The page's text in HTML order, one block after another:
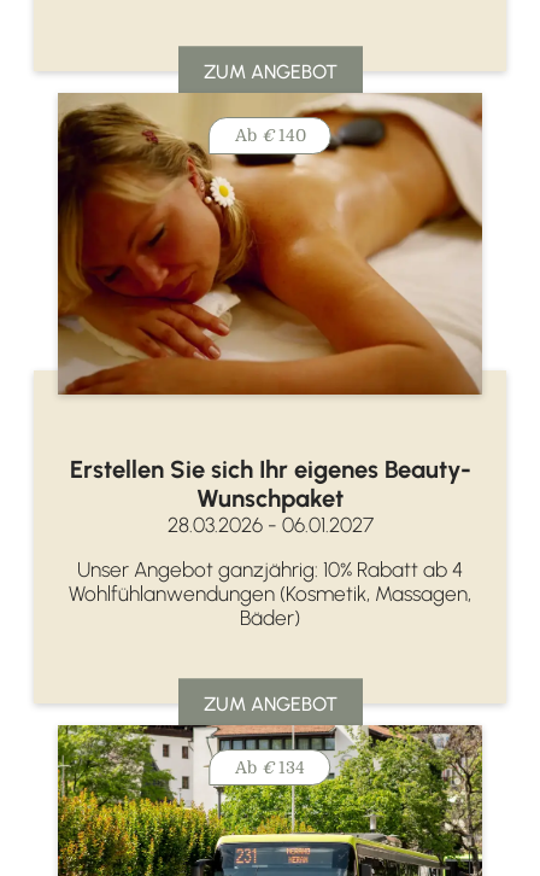
ZUM ANGEBOT
Ab €140
Erstellen Sie sich Ihr eigenes Beauty-
Wunschpaket
28.03.2026 - 06.01.2027
Unser Angebot ganzjährig: 10% Rabatt ab 4
Wohlfühlanwendungen (Kosmetik, Massagen,
Bäder)
ZUM ANGEBOT
Ab €134